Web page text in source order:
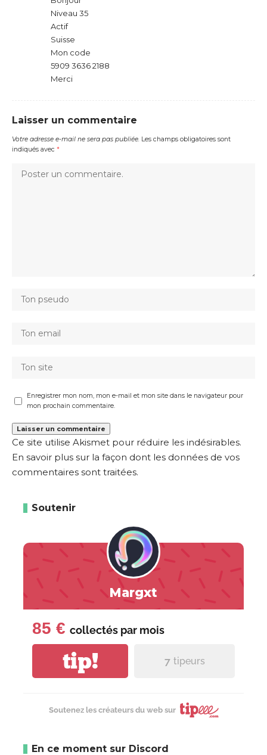
Niveau 35
Actif
Suisse
Mon code
5909 3636 2188
Merci
Laisser un commentaire
Votre adresse e-mail ne sera pas publiée. Les champs obligatoires sont
indiqués avec *
Enregistrer mon nom, mon e-mail et mon site dans le navigateur pour
mon prochain commentaire.
Ce site utilise Akismet pour réduire les indésirables.
En savoir plus sur la façon dont les données de vos
commentaires sont traitées.
Soutenir
Margxt
85 € collectés par mois
tip! 7 tipeurs
Soutenez les créateurs du web sur
En ce moment sur Discord